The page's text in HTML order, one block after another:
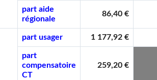
part aide
régionale
86,40 €
part usager 1 177,92 €
part
compensatoire
CT
259,20 €